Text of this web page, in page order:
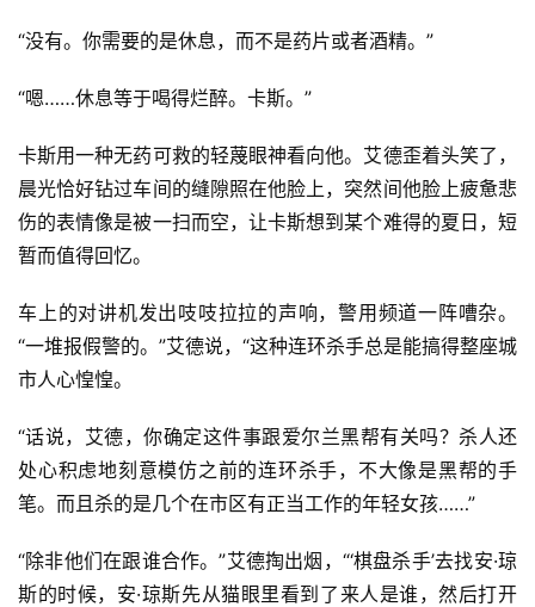
“没有。你需要的是休息，而不是药片或者酒精。”
“嗯……休息等于喝得烂醉。卡斯。”
卡斯用一种无药可救的轻蔑眼神看向他。艾德歪着头笑了，
晨光恰好钻过车间的缝隙照在他脸上，突然间他脸上疲惫悲
伤的表情像是被一扫而空，让卡斯想到某个难得的夏日，短
暂而值得回忆。
车上的对讲机发出吱吱拉拉的声响，警用频道一阵嘈杂。
“一堆报假警的。”艾德说，“这种连环杀手总是能搞得整座城
市人心惶惶。
“话说，艾德，你确定这件事跟爱尔兰黑帮有关吗？杀人还
处心积虑地刻意模仿之前的连环杀手，不大像是黑帮的手
笔。而且杀的是几个在市区有正当工作的年轻女孩……”
“除非他们在跟谁合作。”艾德掏出烟，“‘棋盘杀手’去找安·琼
斯的时候，安·琼斯先从猫眼里看到了来人是谁，然后打开